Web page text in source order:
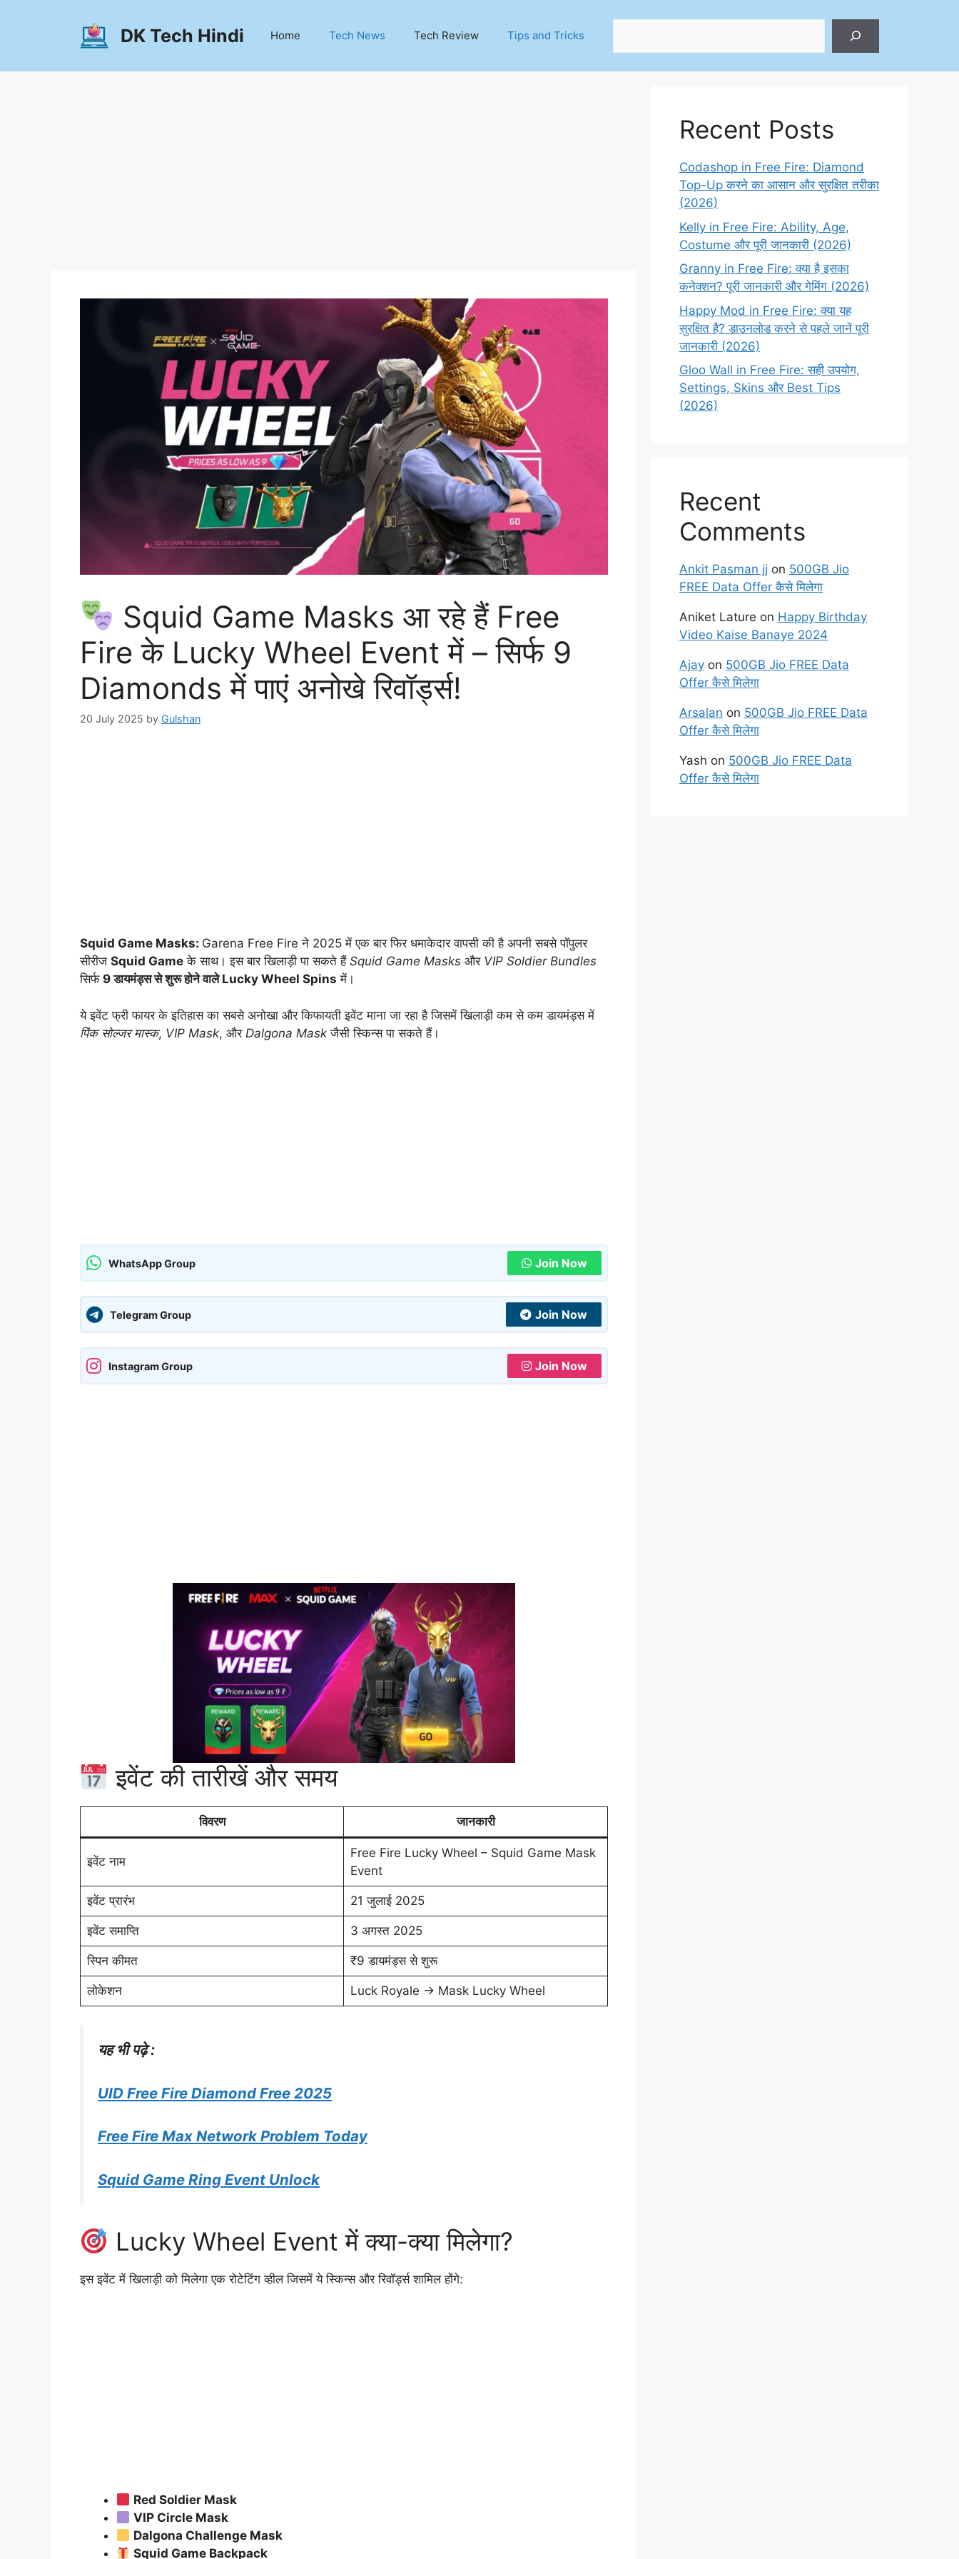
DK Tech Hindi Home Tech News Tech Review Tips and Tricks
Squid Game Masks आ रहे हैं Free
Fire के Lucky Wheel Event में – सिर्फ 9
Diamonds में पाएं अनोखे रिवॉर्ड्स!
20 July 2025 by Gulshan
Squid Game Masks: Garena Free Fire ने 2025 में एक बार फिर धमाकेदार वापसी की है अपनी सबसे पॉपुलर
सीरीज Squid Game के साथ। इस बार खिलाड़ी पा सकते हैं Squid Game Masks और VIP Soldier Bundles
सिर्फ 9 डायमंड्स से शुरू होने वाले Lucky Wheel Spins में।
ये इवेंट फ्री फायर के इतिहास का सबसे अनोखा और किफायती इवेंट माना जा रहा है जिसमें खिलाड़ी कम से कम डायमंड्स में
पिंक सोल्जर मास्क, VIP Mask, और Dalgona Mask जैसी स्किन्स पा सकते हैं।
WhatsApp Group Join Now
Telegram Group Join Now
Instagram Group Join Now
इवेंट की तारीखें और समय
विवरण जानकारी
इवेंट नाम
Free Fire Lucky Wheel – Squid Game Mask
Event
इवेंट प्रारंभ 21 जुलाई 2025
इवेंट समाप्ति 3 अगस्त 2025
स्पिन कीमत ₹9 डायमंड्स से शुरू
लोकेशन Luck Royale → Mask Lucky Wheel
यह भी पढ़े :
UID Free Fire Diamond Free 2025
Free Fire Max Network Problem Today
Squid Game Ring Event Unlock
Lucky Wheel Event में क्या-क्या मिलेगा?
इस इवेंट में खिलाड़ी को मिलेगा एक रोटेटिंग व्हील जिसमें ये स्किन्स और रिवॉर्ड्स शामिल होंगे:
Red Soldier Mask
VIP Circle Mask
Dalgona Challenge Mask
Squid Game Backpack
Recent Posts
Codashop in Free Fire: Diamond
Top-Up करने का आसान और सुरक्षित तरीका
(2026)
Kelly in Free Fire: Ability, Age,
Costume और पूरी जानकारी (2026)
Granny in Free Fire: क्या है इसका
कनेक्शन? पूरी जानकारी और गेमिंग (2026)
Happy Mod in Free Fire: क्या यह
सुरक्षित है? डाउनलोड करने से पहले जानें पूरी
जानकारी (2026)
Gloo Wall in Free Fire: सही उपयोग,
Settings, Skins और Best Tips
(2026)
Recent
Comments
Ankit Pasman jj on 500GB Jio
FREE Data Offer कैसे मिलेगा
Aniket Lature on Happy Birthday
Video Kaise Banaye 2024
Ajay on 500GB Jio FREE Data
Offer कैसे मिलेगा
Arsalan on 500GB Jio FREE Data
Offer कैसे मिलेगा
Yash on 500GB Jio FREE Data
Offer कैसे मिलेगा